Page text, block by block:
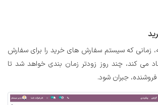
زمانی که سیستم سفارش های خرید را برای سفارش
می کند، چند روز زودتر زمان بندی خواهد شد تا
جبران شود.